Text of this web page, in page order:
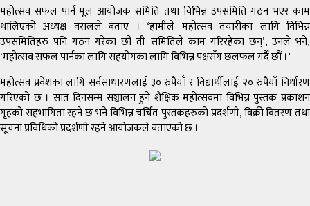
महोत्सव सफल पार्न मूल आयोजक समिति तथा विभिन्न उपसमिति गठन भएर काम
थालिएको अध्यक्ष वरालले बताए । ‘हामीले महोत्सव तयारीका लागि विभिन्न
उपसमितिहरु पनि गठन गरेका छौं ती समितिले काम गरिरहेका छन्’, उनले भने,
‘महोत्सव सफल पार्नका लागि सहयोगका लागि विभिन्न पक्षसँग छलफल गर्दै छौं ।’
महोत्सव प्रवेशका लागि सर्वसाधारणलाई ३० रुपैयाँ र विद्यार्थीलाई २० रुपैयाँ निर्धारण
गरिएको छ । सात दिनसम्म सञ्चालन हुने शैक्षिक महोत्सवमा विभिन्न पुस्तक प्रकाशन
गृहको सहभागिता रहने छ भने विभिन्न चर्चित पुस्तकहरुको प्रदर्शणी, विक्री वितरण तथा
सूचना प्रविधिको प्रदर्शणी रहने आयोजकले बताएको छ ।